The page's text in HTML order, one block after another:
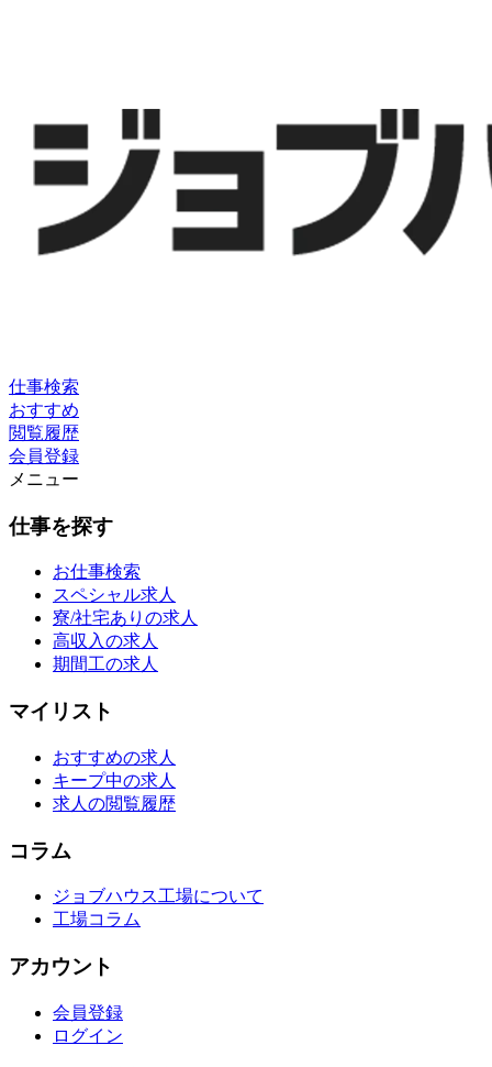
仕事検索
おすすめ
閲覧履歴
会員登録
メニュー
仕事を探す
お仕事検索
スペシャル求人
寮/社宅ありの求人
高収入の求人
期間工の求人
マイリスト
おすすめの求人
キープ中の求人
求人の閲覧履歴
コラム
ジョブハウス工場について
工場コラム
アカウント
会員登録
ログイン